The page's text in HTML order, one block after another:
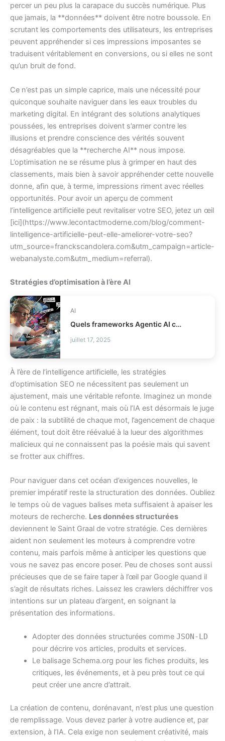
percer un peu plus la carapace du succès numérique. Plus
que jamais, la **données** doivent être notre boussole. En
scrutant les comportements des utilisateurs, les entreprises
peuvent appréhender si ces impressions imposantes se
traduisent véritablement en conversions, ou si elles ne sont
qu’un bruit de fond.
Ce n’est pas un simple caprice, mais une nécessité pour
quiconque souhaite naviguer dans les eaux troubles du
marketing digital. En intégrant des solutions analytiques
poussées, les entreprises doivent s’armer contre les
illusions et prendre conscience des vérités souvent
désagréables que la **recherche AI** nous impose.
L’optimisation ne se résume plus à grimper en haut des
classements, mais bien à savoir appréhender cette nouvelle
donne, afin que, à terme, impressions riment avec réelles
opportunités. Pour avoir un aperçu de comment
l’intelligence artificielle peut revitaliser votre SEO, jetez un œil
[ici](https://www.lecontactmoderne.com/blog/comment-
lintelligence-artificielle-peut-elle-ameliorer-votre-seo?
utm_source=franckscandolera.com&utm_campaign=article-
webanalyste.com&utm_medium=referral).
Stratégies d’optimisation à l’ère AI
AI
Quels frameworks Agentic AI choisir pour vos agents ?
juillet 17, 2025
À l’ère de l’intelligence artificielle, les stratégies
d’optimisation SEO ne nécessitent pas seulement un
ajustement, mais une véritable refonte. Imaginez un monde
où le contenu est régnant, mais où l’IA est désormais le juge
de paix : la subtilité de chaque mot, l’agencement de chaque
élément, tout doit être réévalué à la lueur des algorithmes
malicieux qui ne connaissent pas la poésie mais qui savent
se frotter aux chiffres.
Pour naviguer dans cet océan d’exigences nouvelles, le
premier impératif reste la structuration des données. Oubliez
le temps où de vagues balises meta suffisaient à apaiser les
moteurs de recherche. Les données structurées
deviennent le Saint Graal de votre stratégie. Ces dernières
aident non seulement les moteurs à comprendre votre
contenu, mais parfois même à anticiper les questions que
vous ne savez pas encore poser. Peu de choses sont aussi
précieuses que de se faire taper à l’œil par Google quand il
s’agit de résultats riches. Laissez les crawlers déchiffrer vos
intentions sur un plateau d’argent, en soignant la
présentation des informations.
Adopter des données structurées comme JSON-LD
pour décrire vos articles, produits et services.
Le balisage Schema.org pour les fiches produits, les
critiques, les événements, et à peu près tout ce qui
peut créer une ancre d’attrait.
La création de contenu, dorénavant, n’est plus une question
de remplissage. Vous devez parler à votre audience et, par
extension, à l’IA. Cela exige non seulement créativité, mais